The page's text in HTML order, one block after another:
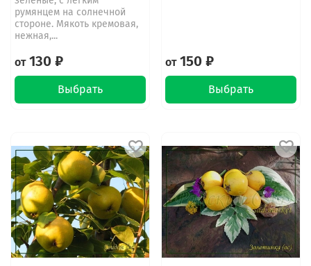
румянцем на солнечной
стороне. Мякоть кремовая,
нежная,...
от130 ₽
Выбрать
от150 ₽
Выбрать